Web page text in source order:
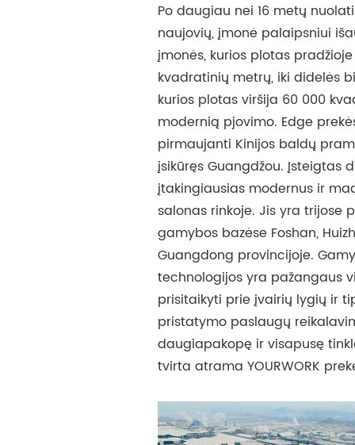
Po daugiau nei 16 metų
naujovių, įmonė palaipsniui
įmonės, kurios plotas
kvadratinių metrų, iki didelės
kurios plotas viršija 60 000
modernią pjovimo. Edge
pirmaujanti Kinijos baldų
įsikūręs Guangdžou. Įsteigtas
įtakingiausias modernus ir
salonas rinkoje. Jis yra trijose
gamybos bazėse Foshan,
Guangdong provincijoje.
technologijos yra pažangaus
prisitaikyti prie įvairių lygių ir
pristatymo paslaugų
daugiapakopę ir visapusę
tvirta atrama YOURWORK